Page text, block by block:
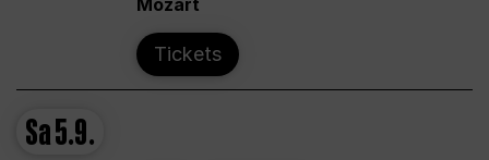
Tickets
Sa5.9.